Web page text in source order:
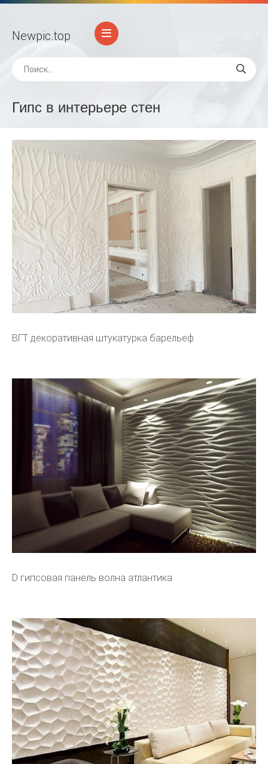
Newpic.top
Гипс в интерьере стен
ВГТ декоративная штукатурка барельеф
D гипсовая панель волна атлантика